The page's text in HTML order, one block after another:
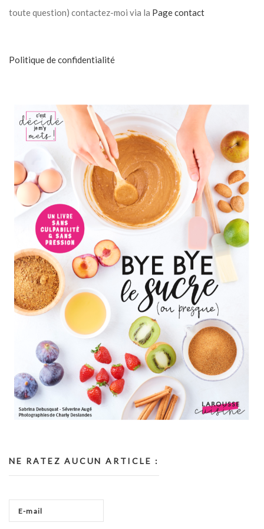
toute question) contactez-moi via la Page contact
Politique de confidentialité
NE RATEZ AUCUN ARTICLE :